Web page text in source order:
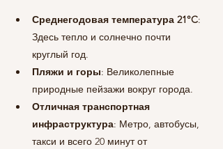
Среднегодовая температура 21°C:
Здесь тепло и солнечно почти
круглый год.
Пляжи и горы: Великолепные
природные пейзажи вокруг города.
Отличная транспортная
инфраструктура: Метро, автобусы,
такси и всего 20 минут от